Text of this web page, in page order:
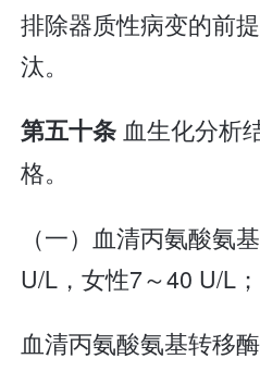
排除器质性病变的前
汰。
第五十条血生化分析
格。
（一）血清丙氨酸氨
U/L，女性7～40 U/L；
血清丙氨酸氨基转移